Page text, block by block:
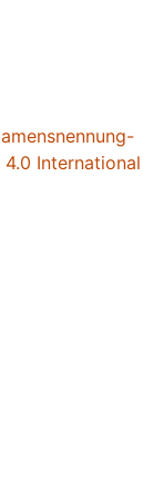
International